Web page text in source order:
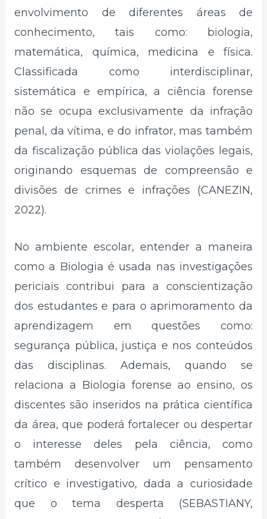
envolvimento de diferentes áreas de
conhecimento, tais como: biologia,
matemática, química, medicina e física.
Classificada como interdisciplinar,
sistemática e empírica, a ciência forense
não se ocupa exclusivamente da infração
penal, da vítima, e do infrator, mas também
da fiscalização pública das violações legais,
originando esquemas de compreensão e
divisões de crimes e infrações (CANEZIN,
2022).
No ambiente escolar, entender a maneira
como a Biologia é usada nas investigações
periciais contribui para a conscientização
dos estudantes e para o aprimoramento da
aprendizagem em questões como:
segurança pública, justiça e nos conteúdos
das disciplinas. Ademais, quando se
relaciona a Biologia forense ao ensino, os
discentes são inseridos na prática científica
da área, que poderá fortalecer ou despertar
o interesse deles pela ciência, como
também desenvolver um pensamento
crítico e investigativo, dada a curiosidade
que o tema desperta (SEBASTIANY,